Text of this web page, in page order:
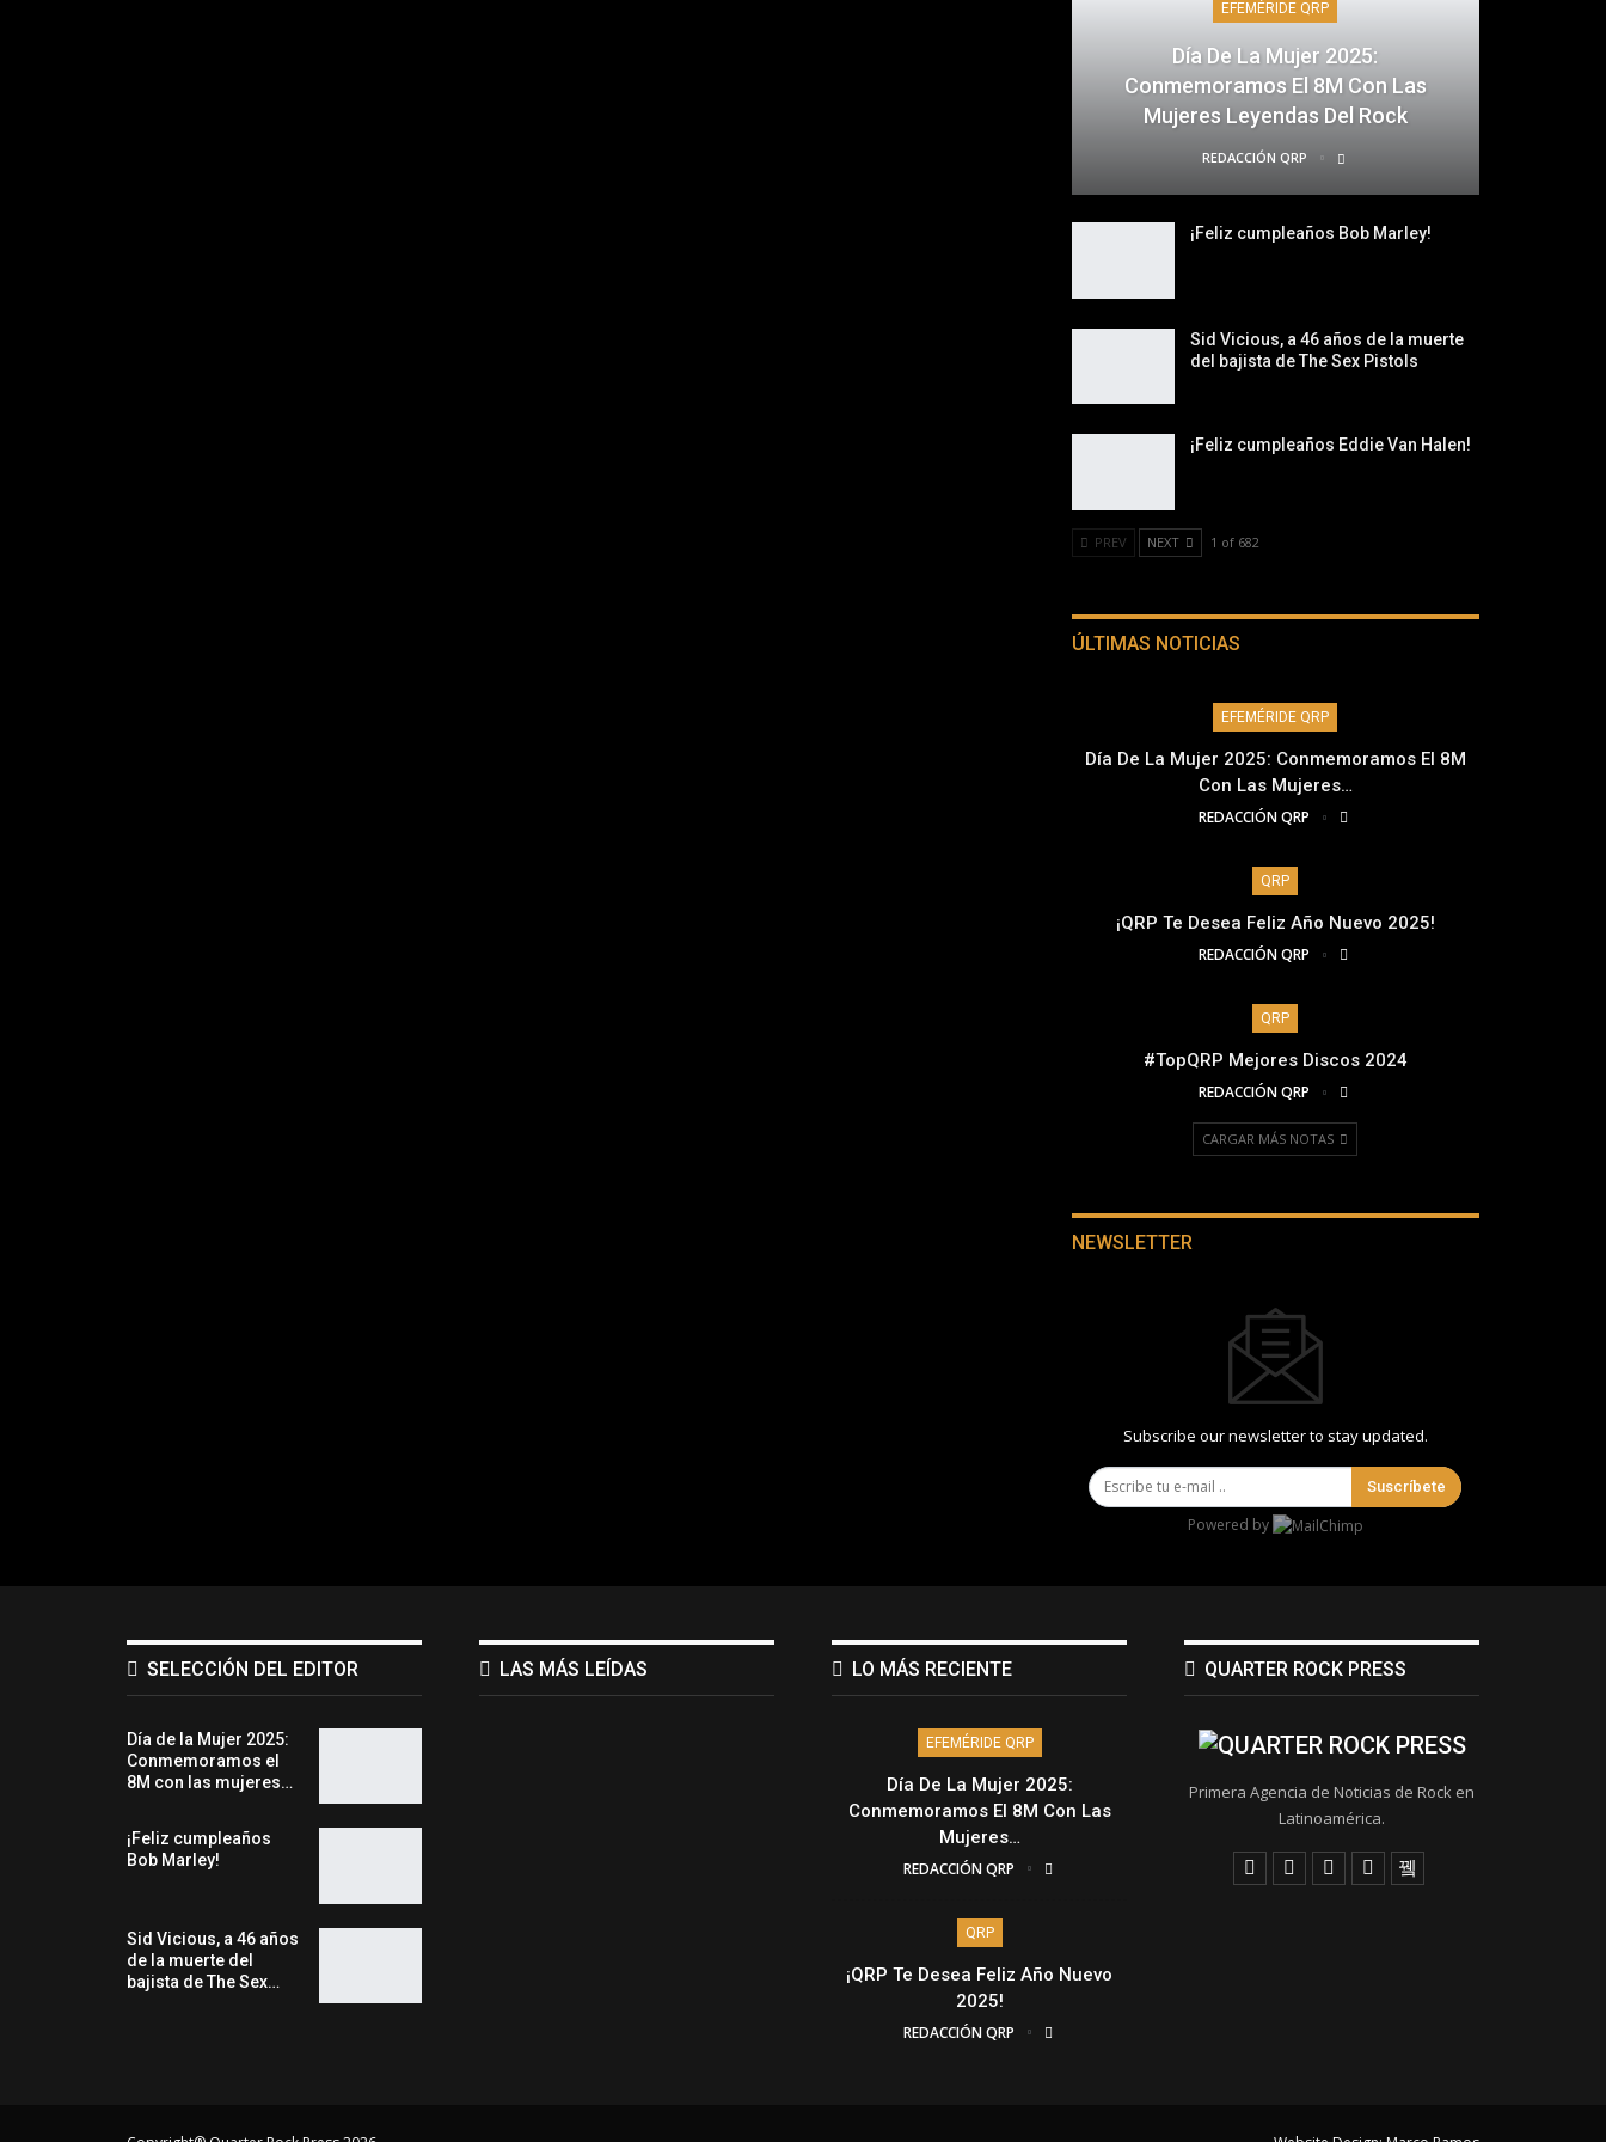
EFEMÉRIDE QRP
Día De La Mujer 2025:
Conmemoramos El 8M Con Las
Mujeres Leyendas Del Rock
REDACCIÓN QRP
¡Feliz cumpleaños Bob Marley!
Sid Vicious, a 46 años de la muerte
del bajista de The Sex Pistols
¡Feliz cumpleaños Eddie Van Halen!
PREV NEXT 1 of 682
ÚLTIMAS NOTICIAS
EFEMÉRIDE QRP
Día De La Mujer 2025: Conmemoramos El 8M
Con Las Mujeres…
REDACCIÓN QRP
QRP
¡QRP Te Desea Feliz Año Nuevo 2025!
REDACCIÓN QRP
QRP
#TopQRP Mejores Discos 2024
REDACCIÓN QRP
CARGAR MÁS NOTAS
NEWSLETTER
Subscribe our newsletter to stay updated.
Suscríbete
Powered by
SELECCIÓN DEL EDITOR
Día de la Mujer 2025:
Conmemoramos el
8M con las mujeres…
¡Feliz cumpleaños
Bob Marley!
Sid Vicious, a 46 años
de la muerte del
bajista de The Sex…
LAS MÁS LEÍDAS LO MÁS RECIENTE
EFEMÉRIDE QRP
Día De La Mujer 2025:
Conmemoramos El 8M Con Las
Mujeres…
REDACCIÓN QRP
QRP
¡QRP Te Desea Feliz Año Nuevo
2025!
REDACCIÓN QRP
QUARTER ROCK PRESS
Primera Agencia de Noticias de Rock en
Latinoamérica.